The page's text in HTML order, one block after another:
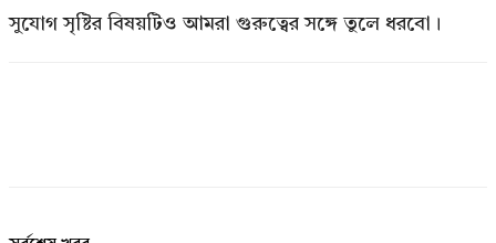
সুযোগ সৃষ্টির বিষয়টিও আমরা গুরুত্বের সঙ্গে তুলে ধরবো।